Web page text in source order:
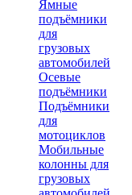
Ямные
подъёмники
для
грузовых
автомобилей
Осевые
подъёмники
Подъёмники
для
мотоциклов
Мобильные
колонны для
грузовых